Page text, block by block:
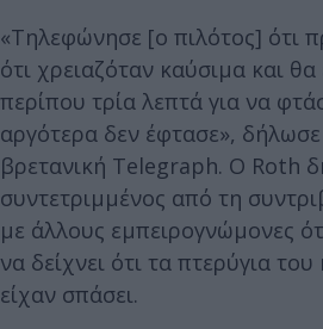
«Τηλεφώνησε [ο πιλότος] ότι
ότι χρειαζόταν καύσιμα και
περίπου τρία λεπτά για να
αργότερα δεν έφτασε»,
βρετανική Telegraph. Ο Roth
συντετριμμένος από τη
με άλλους εμπειρογνώμονες
να δείχνει ότι τα πτερύγια
είχαν σπάσει.